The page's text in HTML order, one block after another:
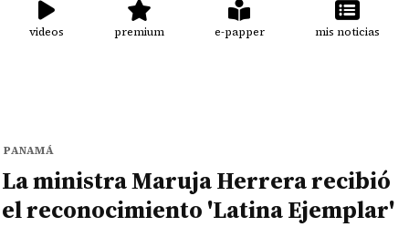
videos premium e-papper mis noticias
PANAMÁ
La ministra Maruja Herrera recibió
el reconocimiento 'Latina Ejemplar'